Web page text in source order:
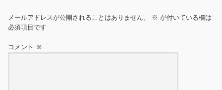
メールアドレスが公開されることはありません。 ※ が付いている欄は
必須項目です
コメント ※